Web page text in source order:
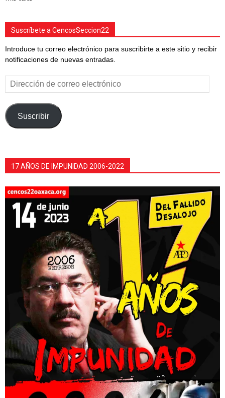
Suscríbete a CencosSeccion22
Introduce tu correo electrónico para suscribirte a este sitio y recibir
notificaciones de nuevas entradas.
Dirección
de
correo
electrónico
Suscribir
17 AÑOS DE IMPUNIDAD 2006-2022